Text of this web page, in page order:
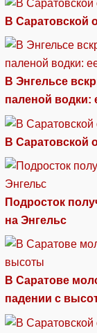
В Саратовской
В Энгельсе
паленой водки:
В Саратовской
Подросток
на Энгельс
В Саратове
падении с